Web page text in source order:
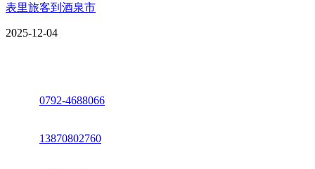
表里旅客到酒泉市
2025-12-04
0792-4688066
13870802760